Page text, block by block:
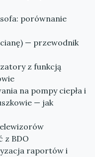
sofa: porównanie
— przewodnik
z funkcją
na pompy ciepła i
— jak
z BDO
raportów i